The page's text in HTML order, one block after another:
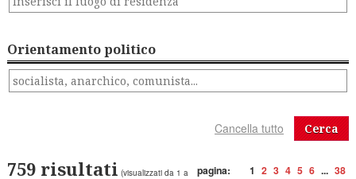
Orientamento politico
Cerca
pagina: 1 2 3 4 5 6 ... 38
759 risultati (visualizzati da 1 a